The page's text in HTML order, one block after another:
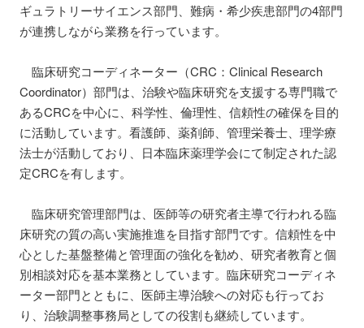
ギュラトリーサイエンス部門、難病・希少疾患部門の4部門
が連携しながら業務を行っています。
臨床研究コーディネーター（CRC：Clinical Research
Coordinator）部門は、治験や臨床研究を支援する専門職で
あるCRCを中心に、科学性、倫理性、信頼性の確保を目的
に活動しています。看護師、薬剤師、管理栄養士、理学療
法士が活動しており、日本臨床薬理学会にて制定された認
定CRCを有します。
臨床研究管理部門は、医師等の研究者主導で行われる臨
床研究の質の高い実施推進を目指す部門です。信頼性を中
心とした基盤整備と管理面の強化を勧め、研究者教育と個
別相談対応を基本業務としています。臨床研究コーディネ
ーター部門とともに、医師主導治験への対応も行ってお
り、治験調整事務局としての役割も継続しています。